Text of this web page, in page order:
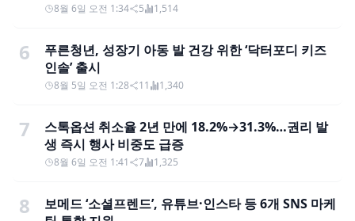
8월 6일 오전 1:34 5 1,514
6
푸른청년, 성장기 아동 발 건강 위한 ‘닥터포디 키즈
인솔’ 출시
8월 5일 오전 1:28 11 1,340
7
스톡옵션 취소율 2년 만에 18.2%→31.3%…권리 발
생 즉시 행사 비중도 급증
8월 6일 오전 1:41 7 1,325
8
보메드 ‘소셜프렌드’, 유튜브·인스타 등 6개 SNS 마케